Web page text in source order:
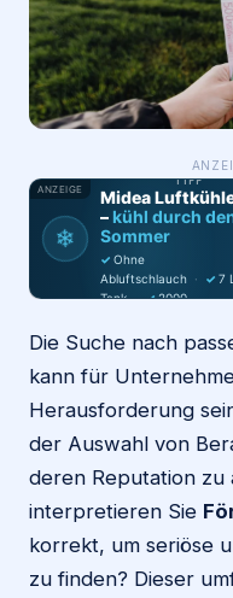
ANZEIGE
❄
TIPP
Midea
–kühl durch
Sommer
✓ Ohne
Abluftschlauch · ✓ 7 L
Tank · ✓2000
Die Suche nach
kann für
Herausforderung
der Auswahl von
deren Reputation zu
interpretieren Sie
korrekt, um seriöse
zu finden? Dieser